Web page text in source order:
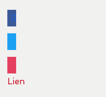
facebook
Lien